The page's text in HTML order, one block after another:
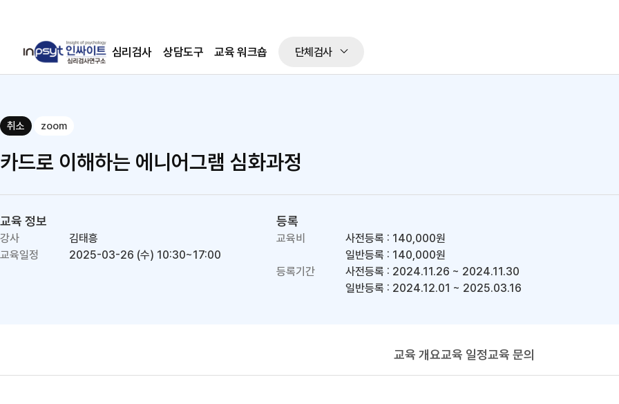
심리검사 상담도구 교육 워크숍 단체검사
취소 zoom
카드로 이해하는 에니어그램 심화과정
교육 정보
강사
김태흥
교육일정
2025-03-26 (수) 10:30~17:00
등록
교육비
사전등록 : 140,000원
일반등록 : 140,000원
등록기간
사전등록 : 2024.11.26 ~ 2024.11.30
일반등록 : 2024.12.01 ~ 2025.03.16
교육 개요교육 일정교육 문의